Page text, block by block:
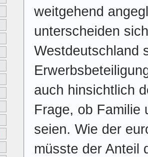
weitgehend
unterscheiden
Westdeutschland
auch hinsichtlich
Frage, ob Familie
seien. Wie der
müsste der Anteil